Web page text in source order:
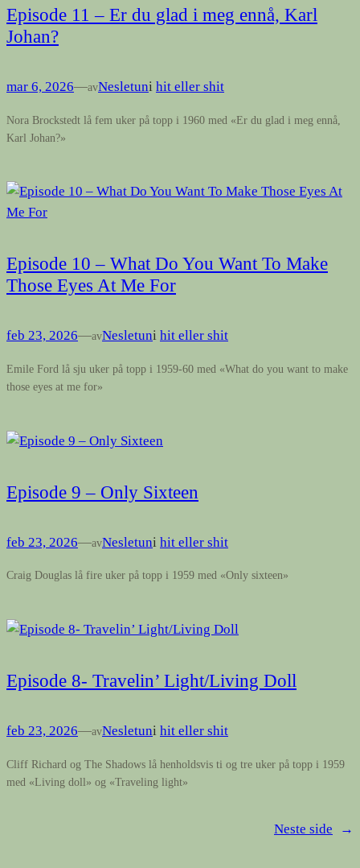
Episode 11 – Er du glad i meg ennå, Karl
Johan?
mar 6, 2026—avNesletuni hit eller shit
Nora Brockstedt lå fem uker på topp i 1960 med «Er du glad i meg ennå,
Karl Johan?»
Episode 10 – What Do You Want To Make
Those Eyes At Me For
feb 23, 2026—avNesletuni hit eller shit
Emile Ford lå sju uker på topp i 1959-60 med «What do you want to make
those eyes at me for»
Episode 9 – Only Sixteen
feb 23, 2026—avNesletuni hit eller shit
Craig Douglas lå fire uker på topp i 1959 med «Only sixteen»
Episode 8- Travelin’ Light/Living Doll
feb 23, 2026—avNesletuni hit eller shit
Cliff Richard og The Shadows lå henholdsvis ti og tre uker på topp i 1959
med «Living doll» og «Traveling light»
Neste side →